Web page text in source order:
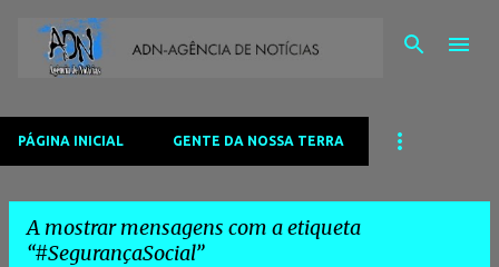
PÁGINA INICIAL GENTE DA NOSSA TERRA
A mostrar mensagens com a etiqueta
#SegurançaSocial